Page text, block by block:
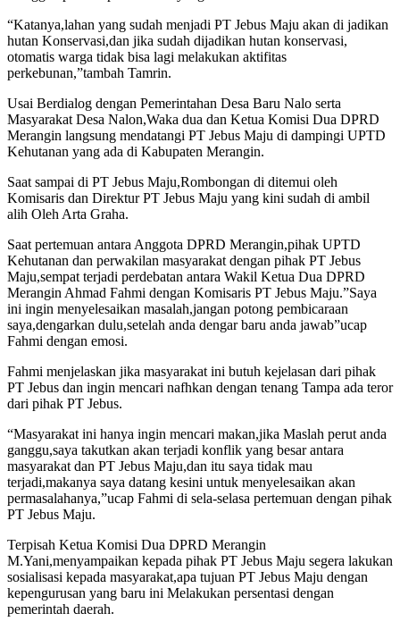
“Katanya,lahan yang sudah menjadi PT Jebus Maju akan di jadikan
hutan Konservasi,dan jika sudah dijadikan hutan konservasi,
otomatis warga tidak bisa lagi melakukan aktifitas
perkebunan,”tambah Tamrin.
Usai Berdialog dengan Pemerintahan Desa Baru Nalo serta
Masyarakat Desa Nalon,Waka dua dan Ketua Komisi Dua DPRD
Merangin langsung mendatangi PT Jebus Maju di dampingi UPTD
Kehutanan yang ada di Kabupaten Merangin.
Saat sampai di PT Jebus Maju,Rombongan di ditemui oleh
Komisaris dan Direktur PT Jebus Maju yang kini sudah di ambil
alih Oleh Arta Graha.
Saat pertemuan antara Anggota DPRD Merangin,pihak UPTD
Kehutanan dan perwakilan masyarakat dengan pihak PT Jebus
Maju,sempat terjadi perdebatan antara Wakil Ketua Dua DPRD
Merangin Ahmad Fahmi dengan Komisaris PT Jebus Maju.”Saya
ini ingin menyelesaikan masalah,jangan potong pembicaraan
saya,dengarkan dulu,setelah anda dengar baru anda jawab”ucap
Fahmi dengan emosi.
Fahmi menjelaskan jika masyarakat ini butuh kejelasan dari pihak
PT Jebus dan ingin mencari nafhkan dengan tenang Tampa ada teror
dari pihak PT Jebus.
“Masyarakat ini hanya ingin mencari makan,jika Maslah perut anda
ganggu,saya takutkan akan terjadi konflik yang besar antara
masyarakat dan PT Jebus Maju,dan itu saya tidak mau
terjadi,makanya saya datang kesini untuk menyelesaikan akan
permasalahanya,”ucap Fahmi di sela-selasa pertemuan dengan pihak
PT Jebus Maju.
Terpisah Ketua Komisi Dua DPRD Merangin
M.Yani,menyampaikan kepada pihak PT Jebus Maju segera lakukan
sosialisasi kepada masyarakat,apa tujuan PT Jebus Maju dengan
kepengurusan yang baru ini Melakukan persentasi dengan
pemerintah daerah.